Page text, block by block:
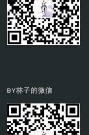
BY林子的微信